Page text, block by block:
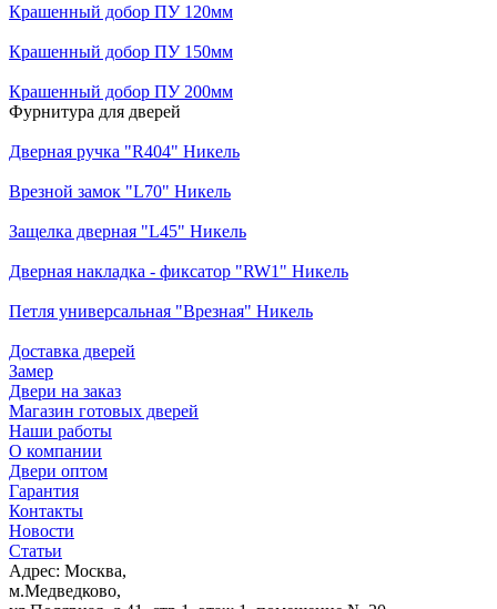
Крашенный добор ПУ 120мм
Крашенный добор ПУ 150мм
Крашенный добор ПУ 200мм
Фурнитура для дверей
Дверная ручка "R404" Никель
Врезной замок "L70" Никель
Защелка дверная "L45" Никель
Дверная накладка - фиксатор "RW1" Никель
Петля универсальная "Врезная" Никель
Доставка дверей
Замер
Двери на заказ
Магазин готовых дверей
Наши работы
О компании
Двери оптом
Гарантия
Контакты
Новости
Статьи
Адрес: Москва,
м.Медведково,